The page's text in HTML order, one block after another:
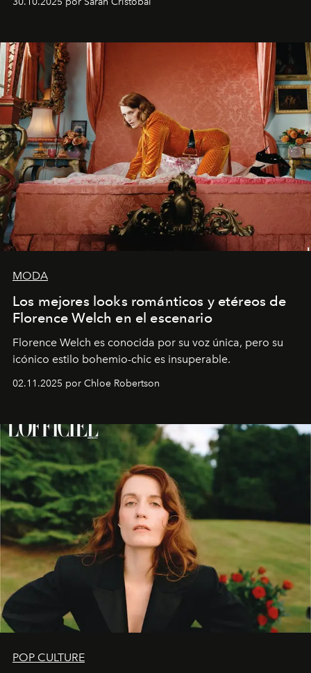
MODA
Los mejores looks románticos y etéreos de
Florence Welch en el escenario
Florence Welch es conocida por su voz única, pero su
icónico estilo bohemio-chic es insuperable.
02.11.2025 por Chloe Robertson
POP CULTURE